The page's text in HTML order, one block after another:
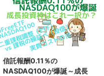
信託報酬0.11％の
NASDAQ100が爆誕～成長